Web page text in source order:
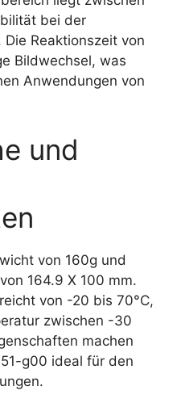
bei der
Reaktionszeit von
Bildwechsel, was
Anwendungen von
und
von 160g und
164.9 X 100 mm.
von -20 bis 70°C,
zwischen -30
machen
g00 ideal für den